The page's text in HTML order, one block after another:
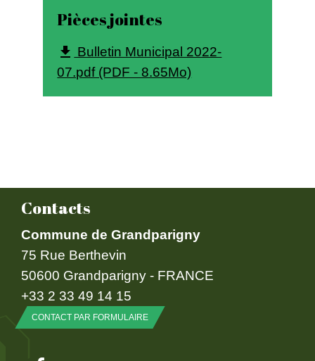
Pièces jointes
file_download Bulletin Municipal 2022-
07.pdf (PDF - 8.65Mo)
Contacts
Commune de Grandparigny
75 Rue Berthevin
50600 Grandparigny - FRANCE
+33 2 33 49 14 15
CONTACT PAR FORMULAIRE